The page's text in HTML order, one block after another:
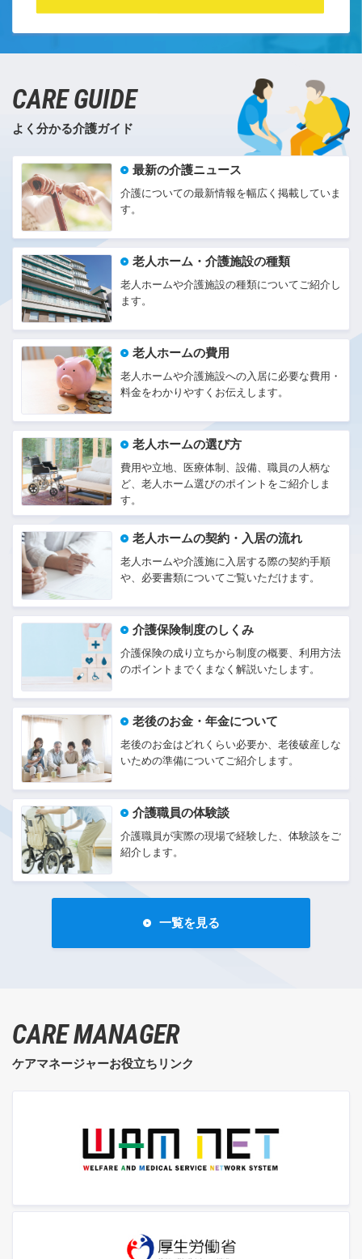
CARE GUIDE
よく分かる介護ガイド
最新の介護ニュース
介護についての最新情報を幅広く掲載していま
す。
老人ホーム・介護施設の種類
老人ホームや介護施設の種類についてご紹介し
ます。
老人ホームの費用
老人ホームや介護施設への入居に必要な費用・
料金をわかりやすくお伝えします。
老人ホームの選び方
費用や立地、医療体制、設備、職員の人柄な
ど、老人ホーム選びのポイントをご紹介しま
す。
老人ホームの契約・入居の流れ
老人ホームや介護施に入居する際の契約手順
や、必要書類についてご覧いただけます。
介護保険制度のしくみ
介護保険の成り立ちから制度の概要、利用方法
のポイントまでくまなく解説いたします。
老後のお金・年金について
老後のお金はどれくらい必要か、老後破産しな
いための準備についてご紹介します。
介護職員の体験談
介護職員が実際の現場で経験した、体験談をご
紹介します。
一覧を見る
CARE MANAGER
ケアマネージャーお役立ちリンク